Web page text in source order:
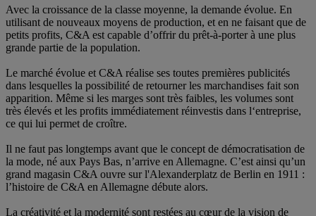
Avec la croissance de la classe moyenne, la demande évolue. En
utilisant de nouveaux moyens de production, et en ne faisant que de
petits profits, C&A est capable d’offrir du prêt-à-porter à une plus
grande partie de la population.
Le marché évolue et C&A réalise ses toutes premières publicités
dans lesquelles la possibilité de retourner les marchandises fait son
apparition. Même si les marges sont très faibles, les volumes sont
très élevés et les profits immédiatement réinvestis dans l‘entreprise,
ce qui lui permet de croître.
Il ne faut pas longtemps avant que le concept de démocratisation de
la mode, né aux Pays Bas, n’arrive en Allemagne. C’est ainsi qu’un
grand magasin C&A ouvre sur ​​l'Alexanderplatz de Berlin en 1911 :
l’histoire de C&A en Allemagne débute alors.
La créativité et la modernité sont restées au cœur de la vision de